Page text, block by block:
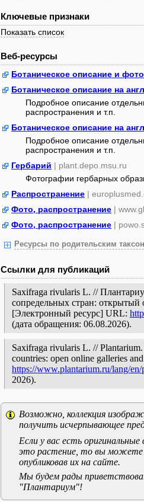
Ключевые признаки
Показать список
Веб-ресурсы
Ботаническое описание и фото
Ботаническое описание на
Подробное описание
распространения и т.п.
Ботаническое описание на
Подробное описание
распространения и т.п.
Гербарий | plant.depo.msu.ru
Фотографии гербарных
Распространение |
Фото, распространение |
Фото, распространение |
Ресурсы по родительским
Ссылки для публикаций
Saxifraga rivularis L. //
сопредельных стран: открытый
[Электронный ресурс] URL:
(дата обращения: 06.08.2026).
Saxifraga rivularis L. //
countries: open online galleries
https://www.plantarium.ru/lang/
2026).
Возможно, коллекция
получить исчерпывающее
Если у вас есть
это растение, то вы можете
опубликовав их на сайте.
Мы будем рады
"Плантариум"!